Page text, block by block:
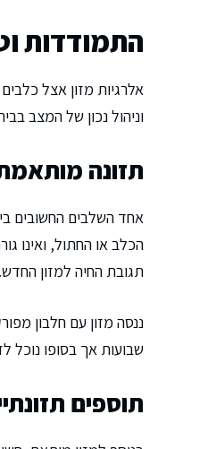
התמודדות
אלרגיות מזון אצל
וניהול נכון של המצב
תזונה
אחד השלבים החשובים
הכלב או החתול, ואינו
תגובת החיה למזון החדש.
ננסה מזון עם חלבון
שבועות אך בסופו נוכל
תוספים